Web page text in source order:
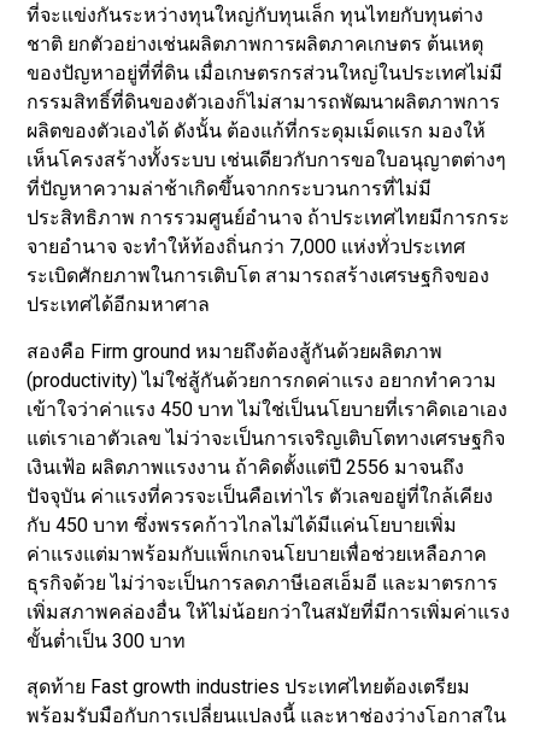
ที่จะแข่งกันระหว่างทุนใหญ่กับทุนเล็ก ทุนไทยกับทุนต่าง
ชาติ ยกตัวอย่างเช่นผลิตภาพการผลิตภาคเกษตร ต้นเหตุ
ของปัญหาอยู่ที่ที่ดิน เมื่อเกษตรกรส่วนใหญ่ในประเทศไม่มี
กรรมสิทธิ์ที่ดินของตัวเองก็ไม่สามารถพัฒนาผลิตภาพการ
ผลิตของตัวเองได้ ดังนั้น ต้องแก้ที่กระดุมเม็ดแรก มองให้
เห็นโครงสร้างทั้งระบบ เช่นเดียวกับการขอใบอนุญาตต่างๆ
ที่ปัญหาความล่าช้าเกิดขึ้นจากกระบวนการที่ไม่มี
ประสิทธิภาพ การรวมศูนย์อำนาจ ถ้าประเทศไทยมีการกระ
จายอำนาจ จะทำให้ท้องถิ่นกว่า 7,000 แห่งทั่วประเทศ
ระเบิดศักยภาพในการเติบโต สามารถสร้างเศรษฐกิจของ
ประเทศได้อีกมหาศาล
สองคือ Firm ground หมายถึงต้องสู้กันด้วยผลิตภาพ
(productivity) ไม่ใช่สู้กันด้วยการกดค่าแรง อยากทำความ
เข้าใจว่าค่าแรง 450 บาท ไม่ใช่เป็นนโยบายที่เราคิดเอาเอง
แต่เราเอาตัวเลข ไม่ว่าจะเป็นการเจริญเติบโตทางเศรษฐกิจ
เงินเฟ้อ ผลิตภาพแรงงาน ถ้าคิดตั้งแต่ปี 2556 มาจนถึง
ปัจจุบัน ค่าแรงที่ควรจะเป็นคือเท่าไร ตัวเลขอยู่ที่ใกล้เคียง
กับ 450 บาท ซึ่งพรรคก้าวไกลไม่ได้มีแค่นโยบายเพิ่ม
ค่าแรงแต่มาพร้อมกับแพ็กเกจนโยบายเพื่อช่วยเหลือภาค
ธุรกิจด้วย ไม่ว่าจะเป็นการลดภาษีเอสเอ็มอี และมาตรการ
เพิ่มสภาพคล่องอื่น ให้ไม่น้อยกว่าในสมัยที่มีการเพิ่มค่าแรง
ขั้นต่ำเป็น 300 บาท
สุดท้าย Fast growth industries ประเทศไทยต้องเตรียม
พร้อมรับมือกับการเปลี่ยนแปลงนี้ และหาช่องว่างโอกาสใน